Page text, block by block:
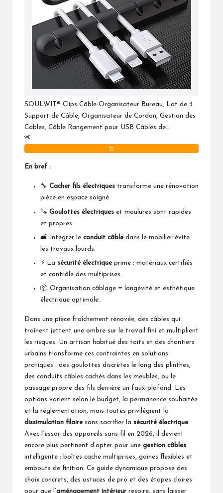
SOULWIT® Clips Câble Organisateur Bureau, Lot de 3
Support de Câble, Organisateur de Cordon, Gestion des
Cables, Câble Rangement pour USB Câbles de
Chargeur/Souris/Écouteur/PC
9€
En bref :
🔧 Cacher fils électriques transforme une rénovation
pièce en espace soigné.
🪚 Goulottes électriques et moulures sont rapides
et propres.
🛋️ Intégrer le conduit câbledans le mobilier évite
les travaux lourds.
⚡ La sécurité électriqueprime : matériaux certifiés
et contrôle des multiprises.
📦 Organisation câblage = longévité et esthétique
électrique optimale.
Dans une pièce fraîchement rénovée, des câbles qui
traînent jettent une ombre sur le travail fini et multiplient
les risques. Un artisan habitué des toits et des chantiers
urbains transforme ces contraintes en solutions
pratiques : des goulottes discrètes le long des plinthes,
des conduits câbles cachés dans les meubles, ou le
passage propre des fils derrière un faux-plafond. Les
options varient selon le budget, la permanence souhaitée
et la réglementation, mais toutes privilégient la
dissimulation filairesans sacrifier la sécurité électrique.
Avec l’essor des appareils sans fil en 2026, il devient
encore plus pertinent d’opter pour une gestion câbles
intelligente : boîtes cache multiprises, gaines flexibles et
embouts de finition. Ce guide dynamique propose des
choix concrets, des astuces de pro et des étapes claires
pour que l’aménagement intérieur respire, sans laisser